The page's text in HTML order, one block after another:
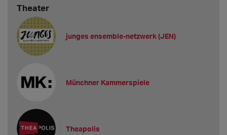
zusammengefasst:
Für was stehen die Münchner Kammerspiele?
Wenn jemand unbedingt die klassischen Rollen - den Othello,
die Julia etc. - spielen möchte, ist er*sie bei uns nicht gut
Klassiker, aber die Idee bei uns ist sehr stark, politische Themen,
ganz dicht an der aktuellen Gegenwart l
Theater
junges ensemble-netzwerk (JEN)
Münchner Kammerspiele
Theapolis